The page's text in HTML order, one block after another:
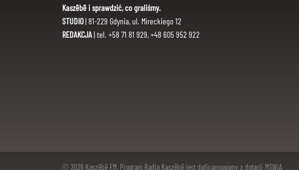
Kaszëbë i sprawdzić, co graliśmy.
STUDIO| 81-229 Gdynia, ul. Mireckiego 12
REDAKCJA| tel. +58 71 81 929, +48 605 952 922
© 2026 Kaszëbë FM. Program Radia Kaszëbë jest dofinansowany z dotacji MSWiA